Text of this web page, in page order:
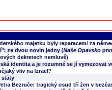
majetku byly reparacemi za
ze dvou novin jedny (Naše Opavsko
dekretech nemluvě)
identita a je rozumné se jí vymezovat
vliv na Izrael?
státy
Bezruče: tragický osud tří žen v